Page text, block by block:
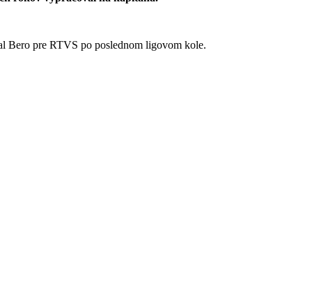
Bero pre RTVS po poslednom ligovom kole.